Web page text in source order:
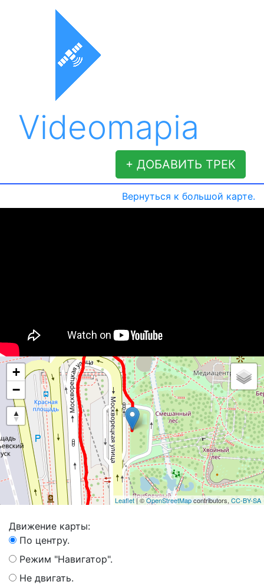
Videomapia
+ ДОБАВИТЬ ТРЕК
Вернуться к большой карте.
+
−
Leaflet| ©OpenStreetMapcontributors, CC-BY-SA
Движение карты:
По центру.
Режим "Навигатор".
Не двигать.